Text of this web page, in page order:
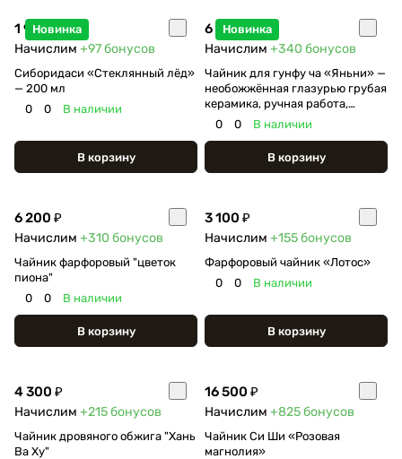
Новинка
1 950 ₽
Начислим +97бонусов
Сиборидаси «Стеклянный лёд»
— 200 мл
0
0 В наличии
В корзину
Новинка
6 800 ₽
Начислим +340 бонусов
Чайник для гунфу ча «Яньни» —
необожжённая глазурью грубая
керамика, ручная работа,
дровяной обжиг, 90 мл
0 0 В наличии
В корзину
6 200 ₽
Начислим +310 бонусов
Чайник фарфоровый "цветок
пиона"
0
0 В наличии
В корзину
3 100 ₽
Начислим +155бонусов
Фарфоровый чайник «Лотос»
0
0 В наличии
В корзину
4 300 ₽
Начислим +215бонусов
Чайник дровяного обжига "Хань
Ва Ху"
16 500 ₽
Начислим +825бонусов
Чайник Си Ши «Розовая
магнолия»